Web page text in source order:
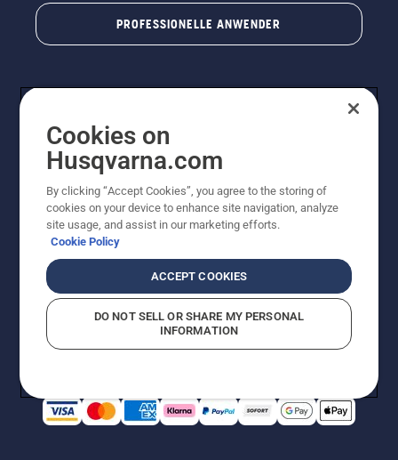
PROFESSIONELLE ANWENDER
© Husqvarna AB (publ). Alle Rechte vorbehalten. Bei
den Preisangaben handelt es sich um unverbindliche
Preisempfehlungen in Euro inkl. der gesetzlichen
Preisempfehlungen (inkl. MwSt), es sei denn sie sind für
den direkten Kauf verfügbar.
Cookie-RichtlinieNutzungsbedingungen Datenschutzerklärung
Vermutete Verstöße melden
Cookies on
Husqvarna.com
By clicking “Accept Cookies”, you agree to the storing of
cookies on your device to enhance site navigation, analyze
site usage, and assist in our marketing efforts.
Cookie Policy
ACCEPT COOKIES
DO NOT SELL OR SHARE MY PERSONAL
INFORMATION